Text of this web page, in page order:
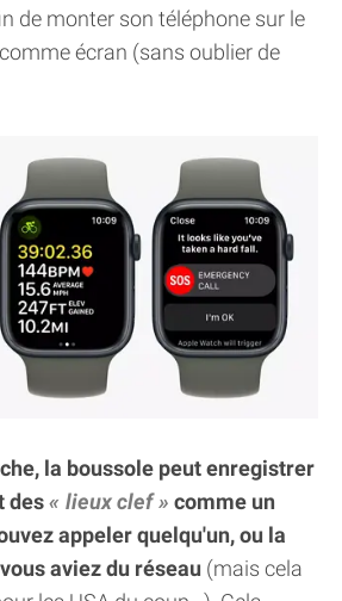
de monter son téléphone sur le
écran (sans oublier de
la boussole peut enregistrer
des
lieux clef
comme un
appeler quelqu'un, ou la
aviez du réseau (mais cela